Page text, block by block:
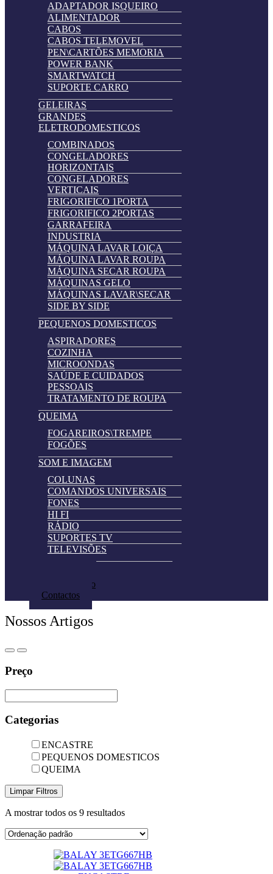
ADAPTADOR ISQUEIRO
ALIMENTADOR
CABOS
CABOS TELEMOVEL
PEN\CARTÕES MEMORIA
POWER BANK
SMARTWATCH
SUPORTE CARRO
GELEIRAS
GRANDES
ELETRODOMESTICOS
COMBINADOS
CONGELADORES
HORIZONTAIS
CONGELADORES
VERTICAIS
FRIGORIFICO 1PORTA
FRIGORIFICO 2PORTAS
GARRAFEIRA
INDUSTRIA
MÁQUINA LAVAR LOIÇA
MÁQUINA LAVAR ROUPA
MÁQUINA SECAR ROUPA
MÁQUINAS GELO
MÁQUINAS LAVAR\SECAR
SIDE BY SIDE
PEQUENOS DOMESTICOS
ASPIRADORES
COZINHA
MICROONDAS
SAÚDE E CUIDADOS
PESSOAIS
TRATAMENTO DE ROUPA
QUEIMA
FOGAREIROS\TREMPE
FOGÕES
SOM E IMAGEM
COLUNAS
COMANDOS UNIVERSAIS
FONES
HI FI
RÁDIO
SUPORTES TV
TELEVISÕES
in
Menu
-
Au
https://atakanau.blogspot.com/2021/01/automatic-
menu-
wp-
plugin.html
|
Active
Theme:
Hello
(hello-
elementor)
Pedir Cotação
Contactos
Nossos Artigos
Preço
Categorias
ENCASTRE
PEQUENOS DOMESTICOS
QUEIMA
Limpar Filtros
A mostrar todos os 9 resultados